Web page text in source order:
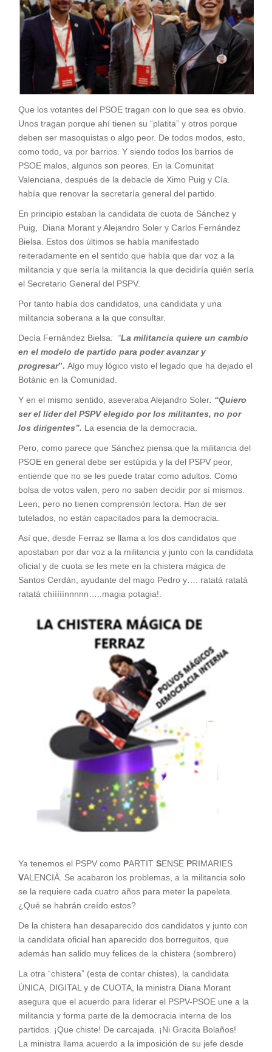
Que los votantes del PSOE tragan con lo que sea es obvio.
Unos tragan porque ahí tienen su “platita” y otros porque
deben ser masoquistas o algo peor. De todos modos, esto,
como todo, va por barrios. Y siendo todos los barrios de
PSOE malos, algunos son peores. En la Comunitat
Valenciana, después de la debacle de Ximo Puig y Cía.
había que renovar la secretaría general del partido.
En principio estaban la candidata de cuota de Sánchez y
Puig, Diana Morant y Alejandro Soler y Carlos Fernández
Bielsa. Estos dos últimos se había manifestado
reiteradamente en el sentido que había que dar voz a la
militancia y que sería la militancia la que decidiría quién sería
el Secretario General del PSPV.
Por tanto había dos candidatos, una candidata y una
militancia soberana a la que consultar.
Decía Fernández Bielsa: “La militancia quiere un cambio
en el modelo de partido para poder avanzar y
progresar”. Algo muy lógico visto el legado que ha dejado el
Botànic en la Comunidad.
Y en el mismo sentido, aseveraba Alejandro Soler: “Quiero
ser el líder del PSPV elegido por los militantes, no por
los dirigentes”. La esencia de la democracia.
Pero, como parece que Sánchez piensa que la militancia del
PSOE en general debe ser estúpida y la del PSPV peor,
entiende que no se les puede tratar como adultos. Como
bolsa de votos valen, pero no saben decidir por sí mismos.
Leen, pero no tienen comprensión lectora. Han de ser
tutelados, no están capacitados para la democracia.
Así que, desde Ferraz se llama a los dos candidatos que
apostaban por dar voz a la militancia y junto con la candidata
oficial y de cuota se les mete en la chistera mágica de
Santos Cerdán, ayudante del mago Pedro y…. ratatá ratatá
ratatá chííííínnnnn…..magia potagia!.
Ya tenemos el PSPV como PARTIT SENSE PRIMARIES
VALENCIÀ. Se acabaron los problemas, a la militancia solo
se la requiere cada cuatro años para meter la papeleta.
¿Qué se habrán creído estos?
De la chistera han desaparecido dos candidatos y junto con
la candidata oficial han aparecido dos borreguitos, que
además han salido muy felices de la chistera (sombrero)
La otra “chistera” (esta de contar chistes), la candidata
ÚNICA, DIGITAL y de CUOTA, la ministra Diana Morant
asegura que el acuerdo para liderar el PSPV-PSOE une a la
militancia y forma parte de la democracia interna de los
partidos. ¡Que chiste! De carcajada. ¡Ni Gracita Bolaños!
La ministra llama acuerdo a la imposición de su jefe desde